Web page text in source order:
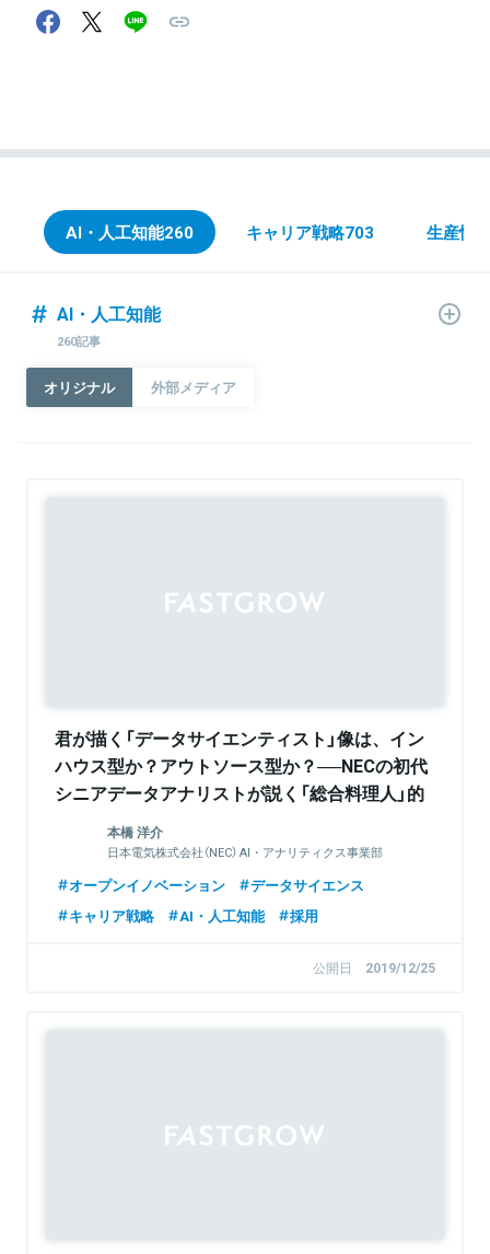
AI・人工知能260 キャリア戦略703 生産性
AI・人工知能
260記事
オリジナル 外部メディア
君が描く「データサイエンティスト」像は、イン
ハウス型か？アウトソース型か？──NECの初代
シニアデータアナリストが説く「総合料理人」的
キャリアのススメ
本橋 洋介
日本電気株式会社（NEC） AI・アナリティクス事業部
アエキスパート
オープンイノベーション
データサイエンス
キャリア戦略
AI・人工知能 採用
公開日 2019/12/25